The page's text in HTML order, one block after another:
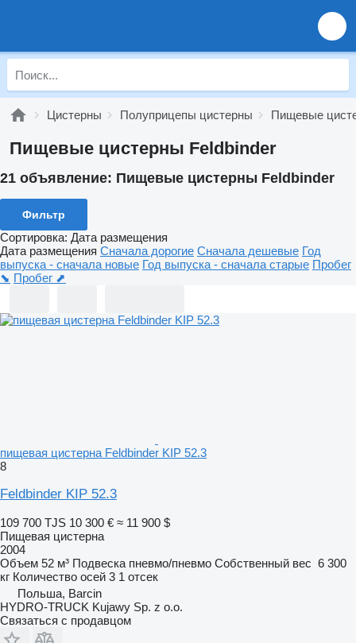
Цистерны Полуприцепы цистерны Пищевые
Пищевые цистерны Feldbinder
21 объявление: Пищевые цистерны Feldbinder
Фильтр
Сортировка: Дата размещения
Дата размещения Сначала дорогие Сначала дешевые Год
выпуска - сначала новые Год выпуска - сначала старые Пробег
⬊ Пробег ⬈
пищевая цистерна Feldbinder KIP 52.3
8
Feldbinder KIP 52.3
109 700 TJS 10 300 € ≈ 11 900 $
Пищевая цистерна
2004
Объем 52 м³ Подвеска пневмо/пневмо Собственный вес 6 300
кг Количество осей 3 1 отсек
Польша, Barcin
HYDRO-TRUCK Kujawy Sp. z o.o.
Связаться с продавцом